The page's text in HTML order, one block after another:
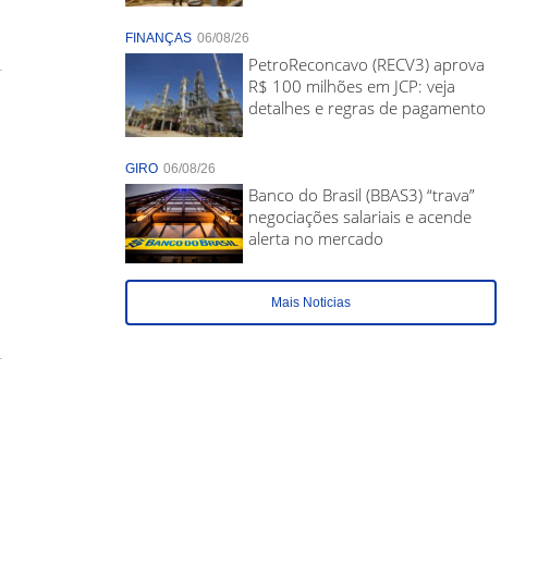
FINANÇAS 06/08/26
PetroReconcavo (RECV3) aprova
R$ 100 milhões em JCP: veja
detalhes e regras de pagamento
GIRO 06/08/26
Banco do Brasil (BBAS3) “trava”
negociações salariais e acende
alerta no mercado
Mais Noticias